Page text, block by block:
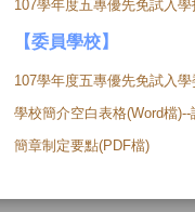
107學年度五專優先免試入
【委員學校】
107學年度五專優先免試入
學校簡介空白表格(Word檔
簡章制定要點(PDF檔)